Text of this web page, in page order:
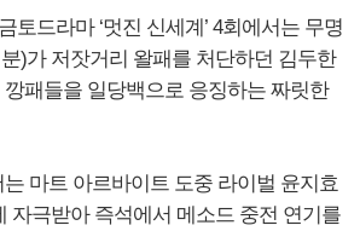
토드라마 ‘멋진 신세계’ 4회에서는 무명
)가 저잣거리 왈패를 처단하던 김두한
패들을 일당백으로 응징하는 짜릿한
마트 아르바이트 도중 라이벌 윤지효
자극받아 즉석에서 메소드 중전 연기를